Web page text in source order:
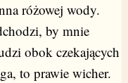
różowej wody.
by mnie
obok czekających
to prawie wicher.